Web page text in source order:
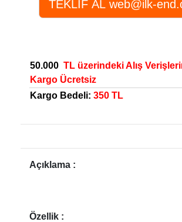
50.000 TL üzerindeki Alış
Kargo Ücretsiz
Kargo Bedeli: 350 TL
Açıklama :
Özellik :